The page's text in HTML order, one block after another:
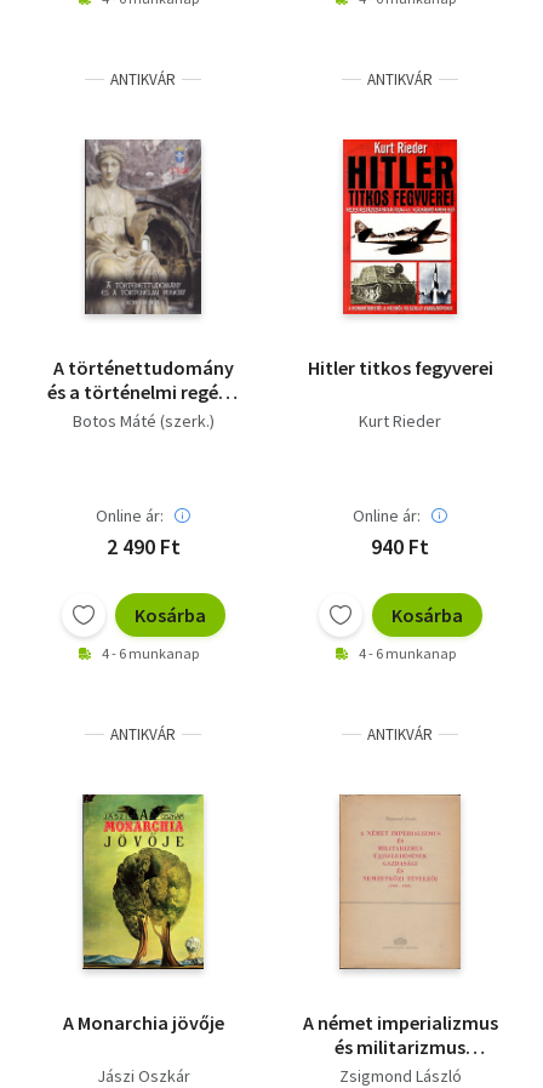
ANTIKVÁR
A történettudomány
és a történelmi regény
- Konferencia
Botos Máté (szerk.)
Online ár:
2 490 Ft
Kosárba
4 - 6 munkanap
ANTIKVÁR
Hitler titkos fegyverei
Kurt Rieder
Online ár:
940 Ft
Kosárba
4 - 6 munkanap
ANTIKVÁR
A Monarchia jövője
Jászi Oszkár
ANTIKVÁR
A német imperializmus
és militarizmus
újjáéledésének
Zsigmond László